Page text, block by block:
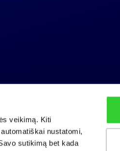
veikimą. Kiti
nustatomi,
sutikimą bet kada